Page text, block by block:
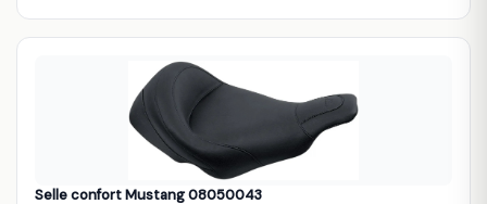
Selle confort Mustang 08050043